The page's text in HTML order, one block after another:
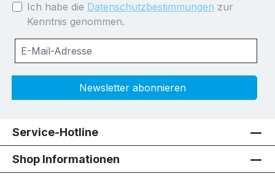
Ich habe die Datenschutzbestimmungen zur
Kenntnis genommen.
Newsletter abonnieren
Service-Hotline
Shop Informationen